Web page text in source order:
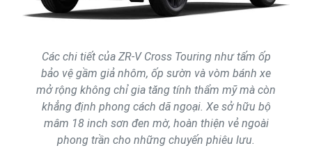
Các chi tiết của ZR-V Cross Touring như tấm ốp
bảo vệ gầm giả nhôm, ốp sườn và vòm bánh xe
mở rộng không chỉ gia tăng tính thẩm mỹ mà còn
khẳng định phong cách dã ngoại. Xe sở hữu bộ
mâm 18 inch sơn đen mờ, hoàn thiện vẻ ngoài
phong trần cho những chuyến phiêu lưu.